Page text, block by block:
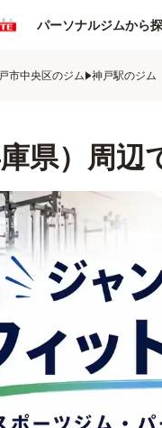
パーソナルジムから
市中央区のジム 神戸駅のジム
県）周辺